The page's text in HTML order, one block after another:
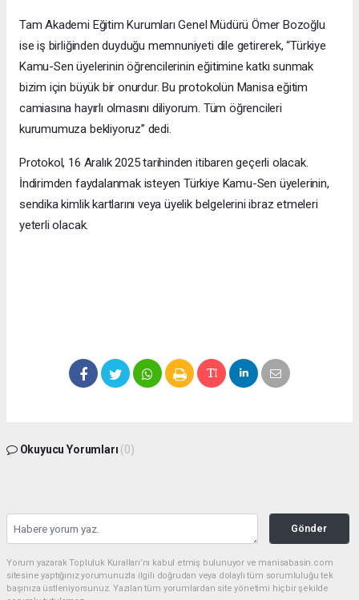
Tam Akademi Eğitim Kurumları Genel Müdürü Ömer Bozoğlu
ise iş birliğinden duyduğu memnuniyeti dile getirerek, “Türkiye
Kamu-Sen üyelerinin öğrencilerinin eğitimine katkı sunmak
bizim için büyük bir onurdur. Bu protokolün Manisa eğitim
camiasına hayırlı olmasını diliyorum. Tüm öğrencileri
kurumumuza bekliyoruz” dedi.
Protokol, 16 Aralık 2025 tarihinden itibaren geçerli olacak.
İndirimden faydalanmak isteyen Türkiye Kamu-Sen üyelerinin,
sendika kimlik kartlarını veya üyelik belgelerini ibraz etmeleri
yeterli olacak.
Okuyucu Yorumları (0)
Gönder
Yorum yazarak Topluluk Kuralları’nı kabul etmiş bulunuyor ve manisabasin.com
sitesine yaptığınız yorumunuzla ilgili doğrudan veya dolaylı tüm sorumluluğu tek
başınıza üstleniyorsunuz. Yazılan tüm yorumlardan site yönetimi hiçbir şekilde